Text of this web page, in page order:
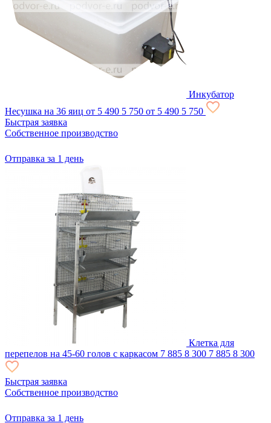
Инкубатор
Несушка на 36 яиц от 5 490 5 750 от 5 490 5 750
Быстрая заявка
Собственное производство
Отправка за 1 день
Клетка для
перепелов на 45-60 голов с каркасом 7 885 8 300 7 885 8 300
Быстрая заявка
Собственное производство
Отправка за 1 день